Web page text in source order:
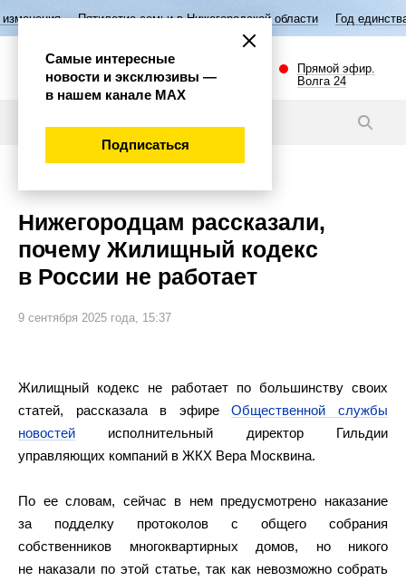
семьи в Нижегородской области Год единства народов
Прямой эфир.
Волга 24
Нижегородцам рассказали,
почему Жилищный кодекс
в России не работает
9 сентября 2025 года, 15:37
Жилищный кодекс не работает по большинству своих
статей, рассказала в эфиреОбщественной службы
новостей исполнительный директор Гильдии
управляющих компаний в ЖКХ Вера Москвина.
По ее словам, сейчас в нем предусмотрено наказание
за подделку протоколов с общего собрания
собственников многоквартирных домов, но никого
не наказали по этой статье, так как невозможно собрать
Самые интересные
новости и эксклюзивы —
в нашем канале МАХ
Подписаться